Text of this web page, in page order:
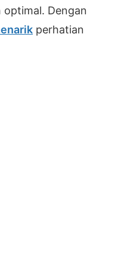
Dengan
perhatian